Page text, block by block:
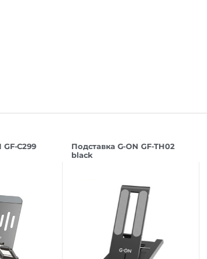
GF-C299
Подставка G-ON GF-TH02
black